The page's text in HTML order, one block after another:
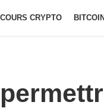
COURS CRYPTO